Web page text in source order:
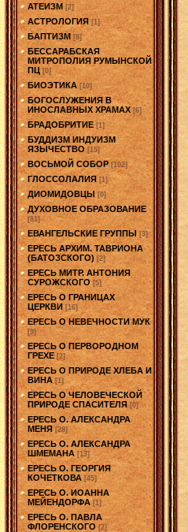
АТЕИЗМ [2]
АСТРОЛОГИЯ [1]
БАПТИЗМ [8]
БЕССАРАБСКАЯ
МИТРОПОЛИЯ РУМЫНСКОЙ
ПЦ [0]
БИОЭТИКА [10]
БОГОСЛУЖЕНИЯ В
ИНОСЛАВНЫХ ХРАМАХ [6]
БРАДОБРИТИЕ [1]
БУДДИЗМ ИНДУИЗМ
ЯЗЫЧЕСТВО [15]
ВОСЬМОЙ СОБОР [102]
ГЛОССОЛАЛИЯ [1]
ДИОМИДОВЦЫ [0]
ДУХОВНОЕ ОБРАЗОВАНИЕ
[81]
ЕВАНГЕЛЬСКИЕ ГРУППЫ [3]
ЕРЕСЬ АРХИМ. ТАВРИОНА
(БАТОЗСКОГО) [2]
ЕРЕСЬ МИТР. АНТОНИЯ
СУРОЖСКОГО [5]
ЕРЕСЬ О ГРАНИЦАХ
ЦЕРКВИ [16]
ЕРЕСЬ О НЕВЕЧНОСТИ МУК
[9]
ЕРЕСЬ О ПЕРВОРОДНОМ
ГРЕХЕ [2]
ЕРЕСЬ О ПРИРОДЕ ХЛЕБА И
ВИНА [1]
ЕРЕСЬ О ЧЕЛОВЕЧЕСКОЙ
ПРИРОДЕ СПАСИТЕЛЯ [0]
ЕРЕСЬ О. АЛЕКСАНДРА
МЕНЯ [28]
ЕРЕСЬ О. АЛЕКСАНДРА
ШМЕМАНА [13]
ЕРЕСЬ О. ГЕОРГИЯ
КОЧЕТКОВА [45]
ЕРЕСЬ О. ИОАННА
МЕЙЕНДОРФА [1]
ЕРЕСЬ О. ПАВЛА
ФЛОРЕНСКОГО [2]